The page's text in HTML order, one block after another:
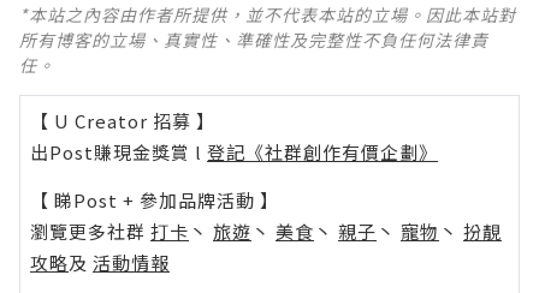
*本站之內容由作者所提供，並不代表本站的立場。因此本站對
所有博客的立場、真實性、準確性及完整性不負任何法律責
任。
【 U Creator 招募 】
出Post賺現金獎賞 l 登記《社群創作有價企劃》
【 睇Post + 參加品牌活動 】
瀏覽更多社群 打卡 丶 旅遊 丶 美食 丶 親子 丶 寵物 丶 扮靚
攻略及 活動情報